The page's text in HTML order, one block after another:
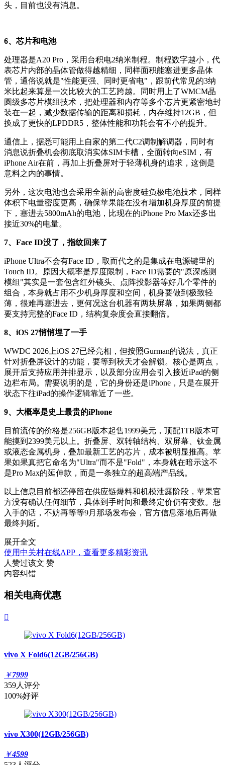
头，目前也没有消息。
6、芯片和电池
处理器是A20 Pro，采用台积电2纳米制程。制程数字越小，代
表芯片内部的晶体管做得越精细，同样面积能塞进更多晶体
管，通俗说就是"性能更强、同时更省电"，跟前代常见的3纳
米比起来算是一次比较大的工艺跨越。同时用上了WMCM晶
圆级多芯片模组技术，把处理器和内存等多个芯片更紧密地封
装在一起，减少数据传输的距离和损耗，内存维持12GB，但
换成了更快的LPDDR5，整体性能和功耗会有不小的提升。
通信上，据悉可能用上自家的第二代C2调制解调器，同时有
消息说折叠机会彻底取消实体SIM卡槽，全面转向eSIM，有
iPhone Air在前，再加上折叠屏对于轻薄机身的追求，这倒是
意料之内的事情。
另外，这次电池也会采用全新的高密度硅负极电池技术，同样
体积下电量密度更高，确保苹果能在没有增加机身厚度的前提
下，塞进去5800mAh的电池，比现在的iPhone Pro Max还多出
接近30%的电量。
7、Face ID没了，指纹回来了
iPhone Ultra不会有Face ID，取而代之的是集成在电源键里的
Touch ID。原因大概率是厚度限制，Face ID需要的"原深感测
模组"其实是一套包含红外镜头、点阵投影器等好几个零件的
组合，本身就占用不少机身厚度和空间，机身要做到极致轻
薄，很难再塞进去，更何况这台机器有两块屏幕，如果两侧都
要支持完整的Face ID，结构复杂度会直接翻倍。
8、iOS 27悄悄埋了一手
WWDC 2026上iOS 27已经亮相，但按照Gurman的说法，真正
针对折叠屏设计的功能，要等到秋天才会解锁。核心是两点，
展开后支持应用并排显示，以及部分应用会引入接近iPad的侧
边栏布局。需要说明的是，它的身份还是iPhone，只是在展开
状态下往iPad的操作逻辑靠近了一些。
9、大概率是史上最贵的iPhone
目前流传的价格是256GB版本起售1999美元，顶配1TB版本可
能摸到2399美元以上。折叠屏、双转轴结构、双屏幕、钛金属
或液态金属机身，叠加最新工艺的芯片，成本被明显推高。苹
果如果真把它命名为"Ultra"而不是"Fold"，本身就在暗示这不
是Pro Max的延伸款，而是一条独立的超高端产品线。
以上信息目前都还停留在供应链爆料和机模泄露阶段，苹果官
方没有确认任何细节，具体到手时间和最终定价仍有变数。想
入手的话，不妨再等等9月那场发布会，官方信息落地后再做
最终判断。
展开全文
使用中关村在线APP，查看更多精彩资讯
人赞过该文 赞
内容纠错
相关电商优惠

vivo X Fold6(12GB/256GB)
￥7999
359人评分
100%好评
vivo X300(12GB/256GB)
￥4599